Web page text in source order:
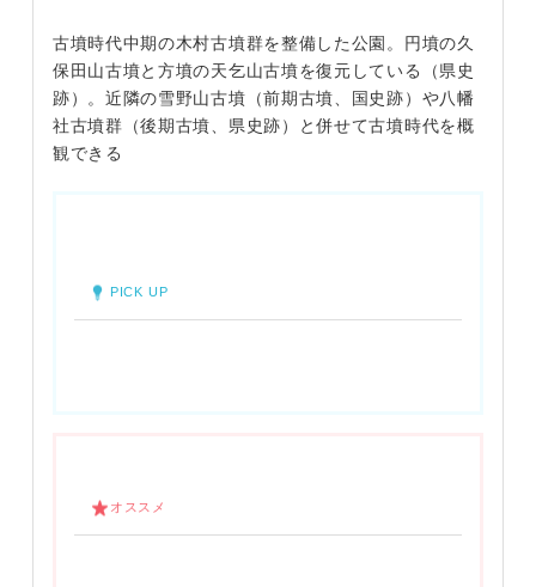
古墳時代中期の木村古墳群を整備した公園。円墳の久
保田山古墳と方墳の天乞山古墳を復元している（県史
跡）。近隣の雪野山古墳（前期古墳、国史跡）や八幡
社古墳群（後期古墳、県史跡）と併せて古墳時代を概
観できる
PICK UP
オススメ